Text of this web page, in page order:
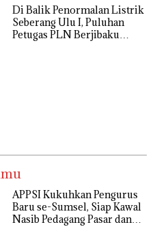
Di Balik Penormalan Listrik
Seberang Ulu I, Puluhan
Petugas PLN Berjibaku
APPSI Kukuhkan Pengurus
Baru se-Sumsel, Siap Kawal
Nasib Pedagang Pasar dan